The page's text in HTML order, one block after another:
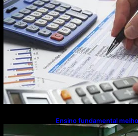
Ensino fundamental